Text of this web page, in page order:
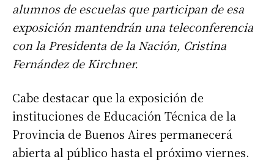
alumnos de escuelas que participan de esa
exposición mantendrán una teleconferencia
con la Presidenta de la Nación, Cristina
Fernández de Kirchner.
Cabe destacar que la exposición de
instituciones de Educación Técnica de la
Provincia de Buenos Aires permanecerá
abierta al público hasta el próximo viernes.